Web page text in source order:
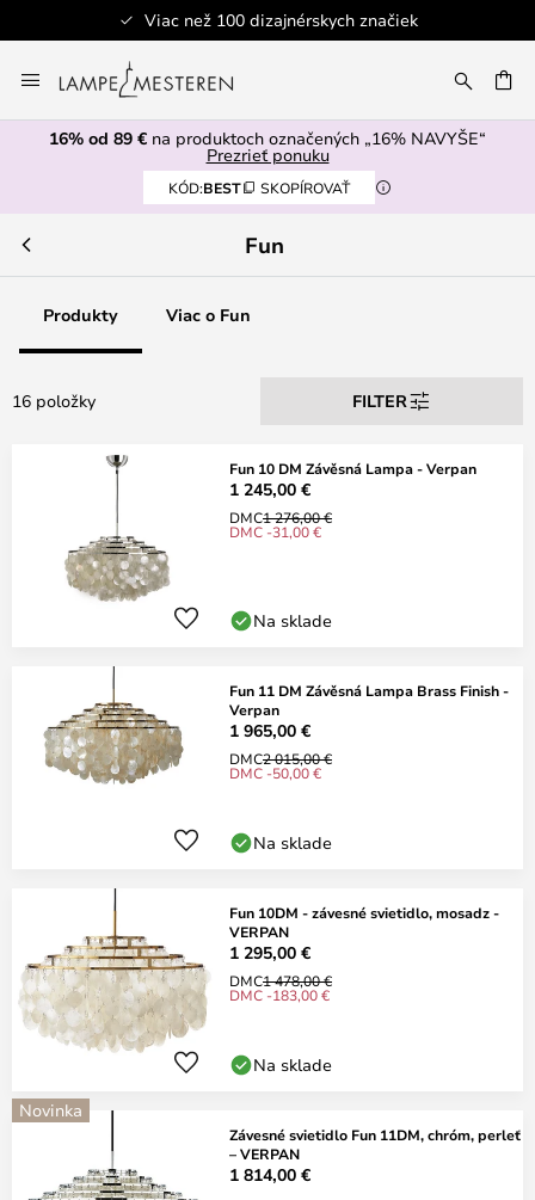
Viac než 100 dizajnérskych značiek
to
Content
16% od 89 € na produktoch označených „16% NAVYŠE“
Prezrieť ponuku
KÓD:BEST SKOPÍROVAŤ
Fun
Produkty Viac o Fun
16 položky FILTER
Fun 10 DM Závěsná Lampa - Verpan
1 245,00 €
DMC1 276,00 €
DMC -31,00 €
Na sklade
Fun 11 DM Závěsná Lampa Brass Finish -
Verpan
1 965,00 €
DMC2 015,00 €
DMC -50,00 €
Na sklade
Fun 10DM - závesné svietidlo, mosadz -
VERPAN
1 295,00 €
DMC1 478,00 €
DMC -183,00 €
Na sklade
Novinka
Závesné svietidlo Fun 11DM, chróm, perleť
– VERPAN
1 814,00 €